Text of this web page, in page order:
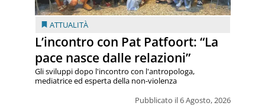
ATTUALITÀ
L’incontro con Pat Patfoort: “La
pace nasce dalle relazioni”
Pubblicato il 6 Agosto, 2026
Gli sviluppi dopo l'incontro con l'antropologa,
mediatrice ed esperta della non-violenza